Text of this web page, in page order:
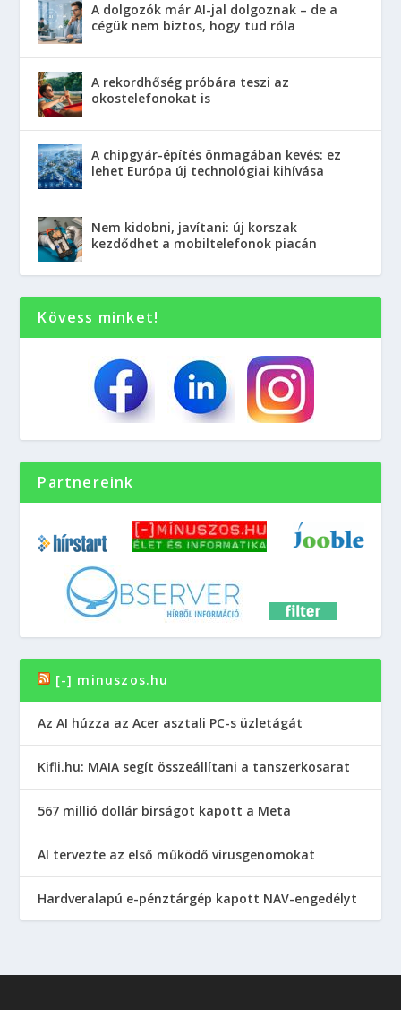
A dolgozók már AI-jal dolgoznak – de a
cégük nem biztos, hogy tud róla
A rekordhőség próbára teszi az
okostelefonokat is
A chipgyár-építés önmagában kevés: ez
lehet Európa új technológiai kihívása
Nem kidobni, javítani: új korszak
kezdődhet a mobiltelefonok piacán
Kövess minket!
Partnereink
[-] minuszos.hu
Az AI húzza az Acer asztali PC-s üzletágát
Kifli.hu: MAIA segít összeállítani a tanszerkosarat
567 millió dollár birságot kapott a Meta
AI tervezte az első működő vírusgenomokat
Hardveralapú e-pénztárgép kapott NAV-engedélyt